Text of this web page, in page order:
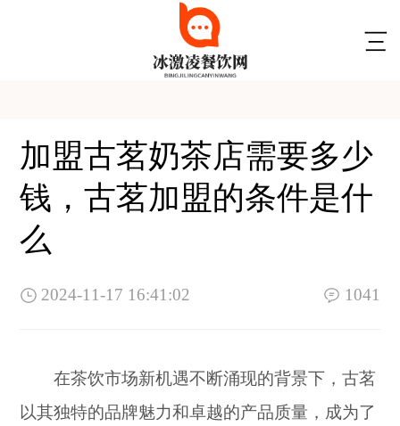
加盟古茗奶茶店需要多少
钱，古茗加盟的条件是什
么
2024-11-17 16:41:02 1041
在茶饮市场新机遇不断涌现的背景下，古茗
以其独特的品牌魅力和卓越的产品质量，成为了